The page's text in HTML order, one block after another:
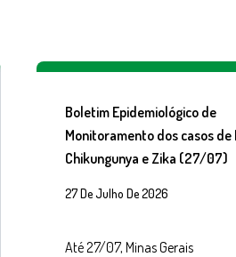
Boletim Epidemiológico de
Monitoramento dos casos de
Chikungunya e Zika (27/07)
27 De Julho De 2026
Até 27/07, Minas Gerais